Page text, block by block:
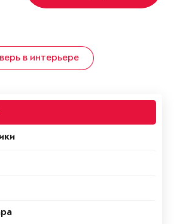
в интерьере